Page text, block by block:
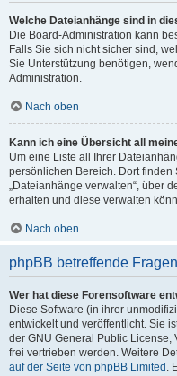
Welche Dateianhänge sind in
Die Board-Administration kann
Falls Sie sich nicht sicher sind,
Sie Unterstützung benötigen,
Administration.
Nach oben
Kann ich eine Übersicht all
Um eine Liste all Ihrer
persönlichen Bereich. Dort finden
„Dateianhänge verwalten“, über
erhalten und diese verwalten
Nach oben
phpBB betreffende Fragen
Wer hat diese Forensoftware
Diese Software (in ihrer
entwickelt und veröffentlicht. Sie
der GNU General Public License,
frei vertrieben werden. Weitere
auf der Seite von phpBB Limited .